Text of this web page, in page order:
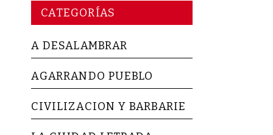
CATEGORÍAS
A DESALAMBRAR
AGARRANDO PUEBLO
CIVILIZACION Y BARBARIE